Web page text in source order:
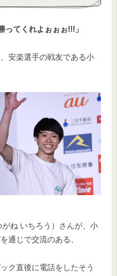
てくれよぉぉぉ!!!」
安楽選手の戦友である小
ね いちろう）さんが、小
通じで交流のある、
ク直後に電話をしたそう